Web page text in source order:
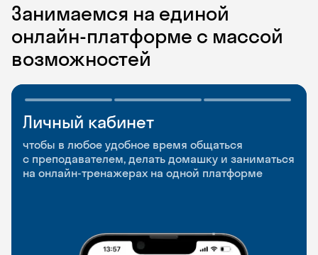
Занимаемся на единой
онлайн-платформе с массой
возможностей
Личный кабинет
чтобы в любое удобное время общаться
с преподавателем, делать домашку и заниматься
на онлайн-тренажерах на одной платформе
Мобильное
приложение
чтобы заниматься и изучать новые слова где
и когда удобно
Разговорные клубы
и Talks
Групповые занятия для разговорной практики
и индивидуальные встречи с преподавателями